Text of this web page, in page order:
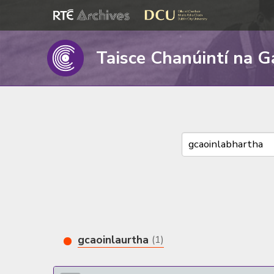
Taisce Chanúintí na
gcaoinlaurtha (1)